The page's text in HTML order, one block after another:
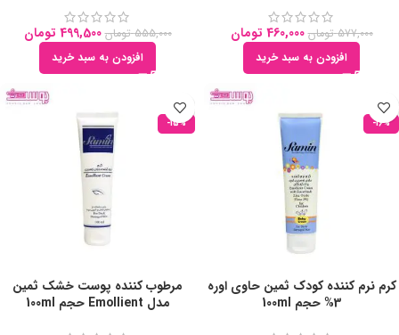
577,000 تومان 460,000 تومان
افزودن به سبد خرید
555,000 تومان 499,500 تومان
افزودن به سبد خرید
-16%
کرم نرم کننده کودک ثمین حاوی اوره
3% حجم 100ml
-15%
مرطوب کننده پوست خشک ثمین
مدل Emollient حجم 100ml